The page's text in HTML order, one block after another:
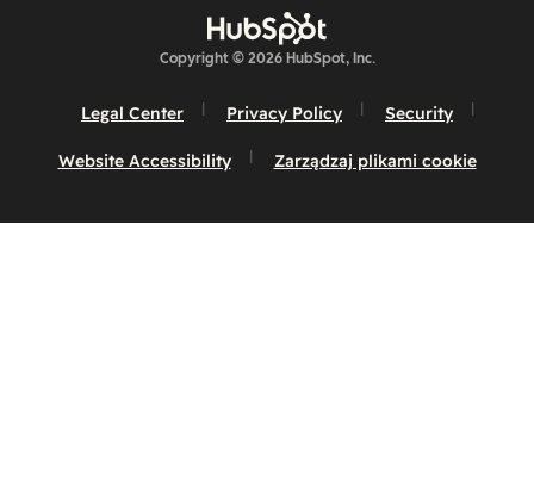
Copyright © 2026 HubSpot, Inc.
Legal Center Privacy Policy Security
Website Accessibility Zarządzaj plikami cookie